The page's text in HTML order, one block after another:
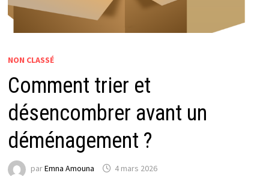
NON CLASSÉ
Comment trier et
désencombrer avant un
déménagement ?
parEmna Amouna 4 mars 2026